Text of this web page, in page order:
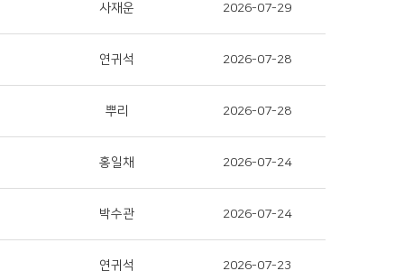
사재운 2026-07-29
연귀석 2026-07-28
뿌리 2026-07-28
홍일채 2026-07-24
박수관 2026-07-24
연귀석 2026-07-23